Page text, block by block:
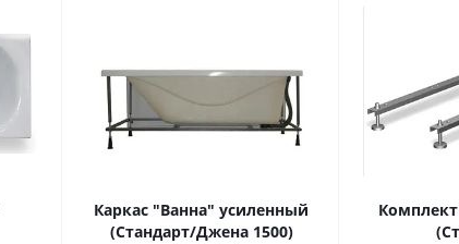
Каркас "Ванна" усиленный
(Стандарт/Джена 1500)